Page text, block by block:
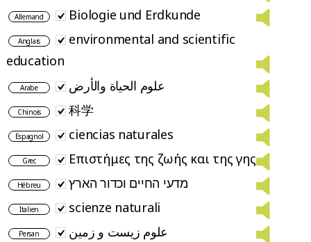
Allemand Biologie und Erdkunde
Anglais
environmental and scientific
education
Arabe علوم الحياة والأرض
Chinois 科学
Espagnol ciencias naturales
Grec Επιστήμες της ζωής και της γης
Hébreu מדעי החיים וכדור הארץ
Italien scienze naturali
Persan علوم زیست و زمین